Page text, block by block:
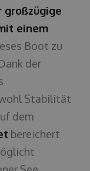
großzügige
einem
Boot zu
der
Stabilität
dem
bereichert